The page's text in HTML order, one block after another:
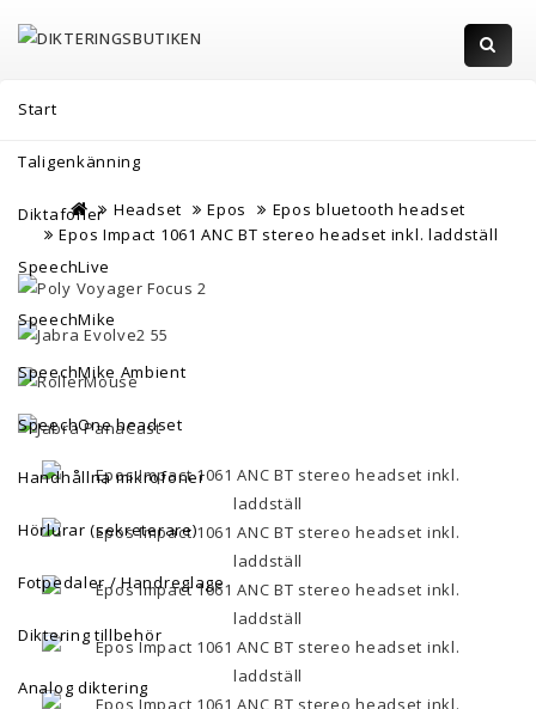
Start
Taligenkänning
Diktafoner
SpeechLive
SpeechMike
SpeechMike Ambient
SpeechOne headset
Handhållna mikrofoner
Hörlurar (sekreterare)
Fotpedaler / Handreglage
Diktering tillbehör
Analog diktering
HemHeadset Epos
Epos bluetooth headset
Epos Impact 1061 ANC BT stereo headset inkl. laddställ